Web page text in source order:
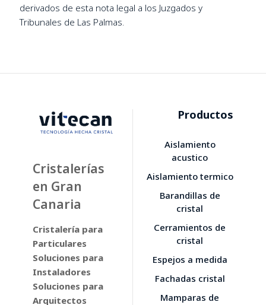
derivados de esta nota legal a los Juzgados y
Tribunales de Las Palmas.
Cristalerías
en Gran
Canaria
Cristalería para
Particulares
Soluciones para
Instaladores
Soluciones para
Arquitectos
Productos
Aislamiento
acustico
Aislamiento termico
Barandillas de
cristal
Cerramientos de
cristal
Espejos a medida
Fachadas cristal
Mamparas de